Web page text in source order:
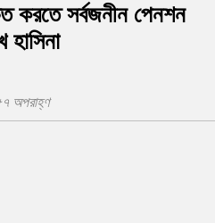
করতে সর্বজনীন পেনশন
হাসিনা
অপরাহ্ণ